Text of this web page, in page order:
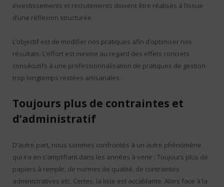
investissements et recrutements doivent être réalisés à l’issue
d’une réflexion structurée.
L’objectif est de modifier nos pratiques afin d’optimiser nos
résultats. L’effort est minime au regard des effets concrets
consécutifs à une professionnalisation de pratiques de gestion
trop longtemps restées artisanales.
Toujours plus de contraintes et
d’administratif
D’autre part, nous sommes confrontés à un autre phénomène
qui ira en s’amplifiant dans les années à venir : Toujours plus de
papiers à remplir, de normes de qualité, de contraintes
administratives etc. Certes, la liste est accablante. Alors face à la